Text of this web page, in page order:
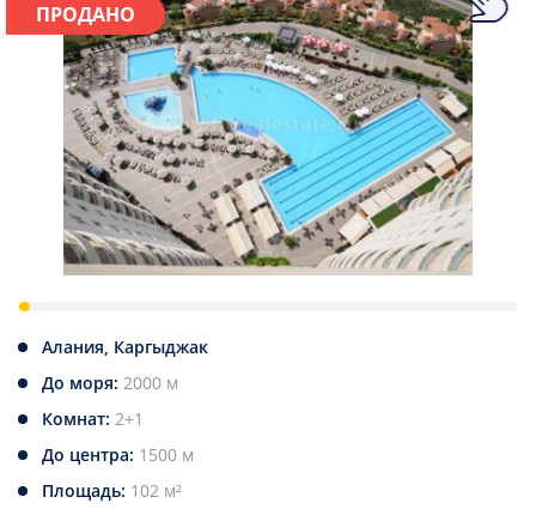
ПРОДАНО
Алания, Каргыджак
До моря: 2000 м
Комнат: 2+1
До центра: 1500 м
Площадь: 102 м²